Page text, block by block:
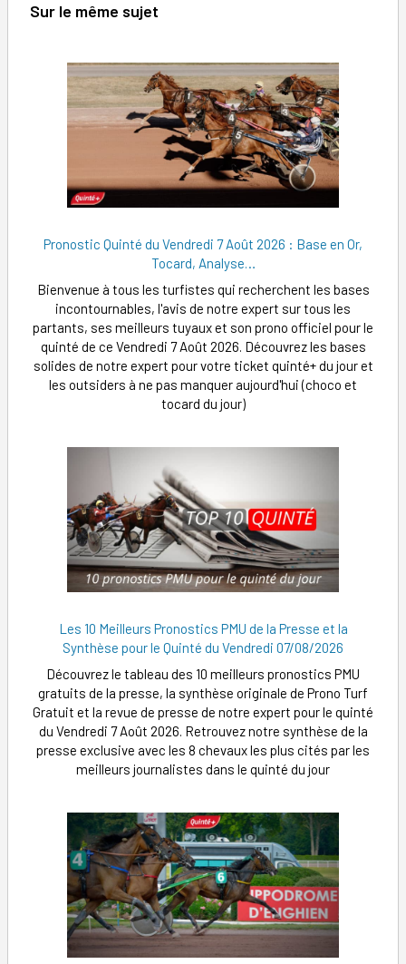
Sur le même sujet
Pronostic Quinté du Vendredi 7 Août 2026 : Base en Or,
Tocard, Analyse…
Bienvenue à tous les turfistes qui recherchent les bases
incontournables, l'avis de notre expert sur tous les
partants, ses meilleurs tuyaux et son prono officiel pour le
quinté de ce Vendredi 7 Août 2026. Découvrez les bases
solides de notre expert pour votre ticket quinté+ du jour et
les outsiders à ne pas manquer aujourd'hui (choco et
tocard du jour)
Les 10 Meilleurs Pronostics PMU de la Presse et la
Synthèse pour le Quinté du Vendredi 07/08/2026
Découvrez le tableau des 10 meilleurs pronostics PMU
gratuits de la presse, la synthèse originale de Prono Turf
Gratuit et la revue de presse de notre expert pour le quinté
du Vendredi 7 Août 2026. Retrouvez notre synthèse de la
presse exclusive avec les 8 chevaux les plus cités par les
meilleurs journalistes dans le quinté du jour